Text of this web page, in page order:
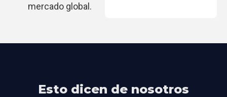
mercado global.
Esto dicen de nosotros